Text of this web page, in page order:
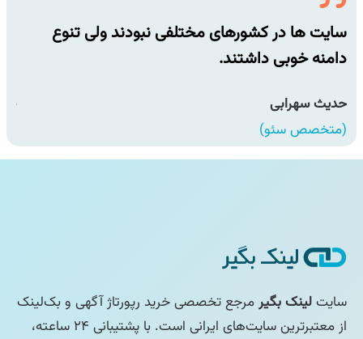
سایت ها در کشورهای مختلفی نبودند ولی تنوع
دامنه خوبی داشتند.
حدیث سهرابی
(متخصص سئو)
سایتلینک بگیرمرجع تخصصی خرید رپورتاژ آگهی و بک‌لینک
از معتبرترین سایت‌های ایرانی است. با پشتیبانی ۲۴ ساعته،